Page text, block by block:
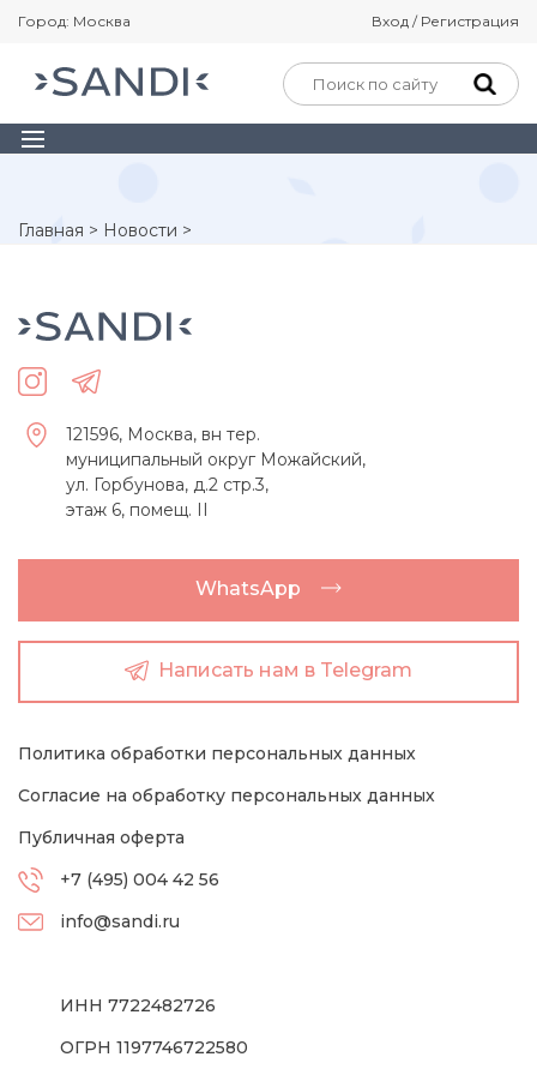
Город: Москва Вход / Регистрация
Главная > Новости >
121596, Москва, вн тер.
муниципальный округ Можайский,
ул. Горбунова, д.2 стр.3,
этаж 6, помещ. II
WhatsApp
Написать нам в Telegram
Политика обработки персональных данных
Согласие на обработку персональных данных
Публичная оферта
+7 (495) 004 42 56
info@sandi.ru
ИНН 7722482726
ОГРН 1197746722580